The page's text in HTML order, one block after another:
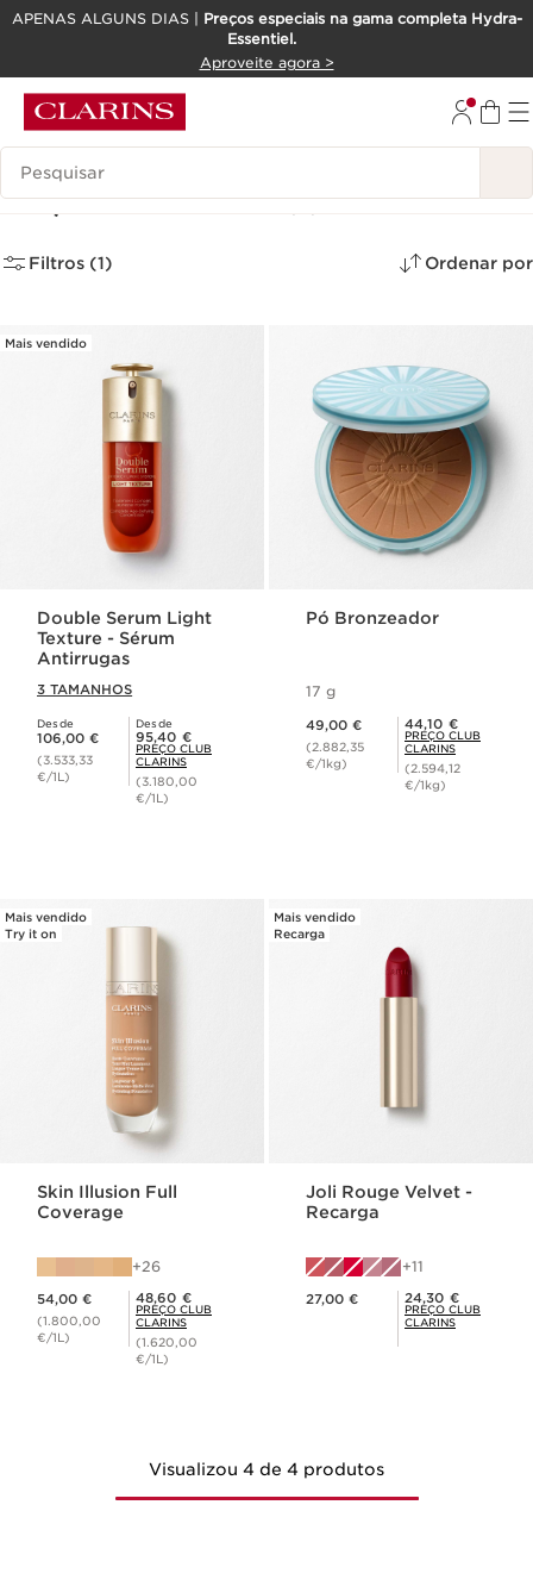
SALTAR PARA O CONTEÚDO
APENAS ALGUNS DIAS | Preços especiais na gama completa Hydra-
Essentiel.
Aproveite agora >
Pesquisar Legenda
Edições Limitadas (4)
Filtros (1) Ordenar por
Mais vendido
Double Serum Light
Texture - Sérum
Antirrugas
3 TAMANHOS
Desde
Preço atual 106,00 €
106,00 €
(3.533,33
€/1L)
Desde
Preço Club Clarins 95,40 €
95,40 €
PREÇO CLUB
CLARINS
(3.180,00
€/1L)
Pó Bronzeador
17 g
49,00 €
(2.882,35
€/1kg)
Preço Club Clarins 44,10 €
44,10 €
PREÇO CLUB
CLARINS
(2.594,12
€/1kg)
Mais vendido
Try it on
Skin Illusion Full
Coverage
26
54,00 €
(1.800,00
€/1L)
Preço Club Clarins 48,60 €
48,60 €
PREÇO CLUB
CLARINS
(1.620,00
€/1L)
Mais vendido
Recarga
Joli Rouge Velvet -
Recarga
11
27,00 € Preço Club Clarins 24,30 €
24,30 €
PREÇO CLUB
CLARINS
Visualizou 4 de 4 produtos